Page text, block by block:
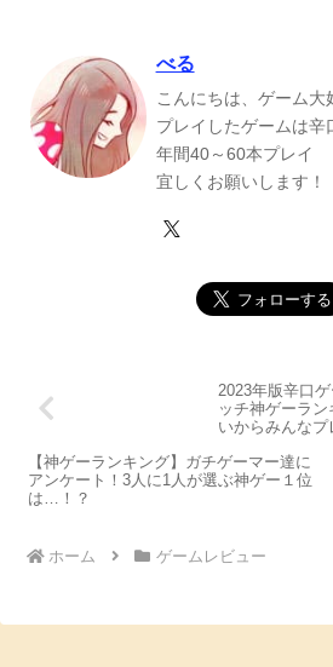
べる
こんにちは、ゲーム大
プレイしたゲームは辛
年間40～60本プレイ
宜しくお願いします！
2023年版辛口
ッチ神ゲーラ
いからみんなプ
【神ゲーランキング】ガチゲーマー達に
アンケート！3人に1人が選ぶ神ゲー１位
は…！？
ホーム ゲームレビュー